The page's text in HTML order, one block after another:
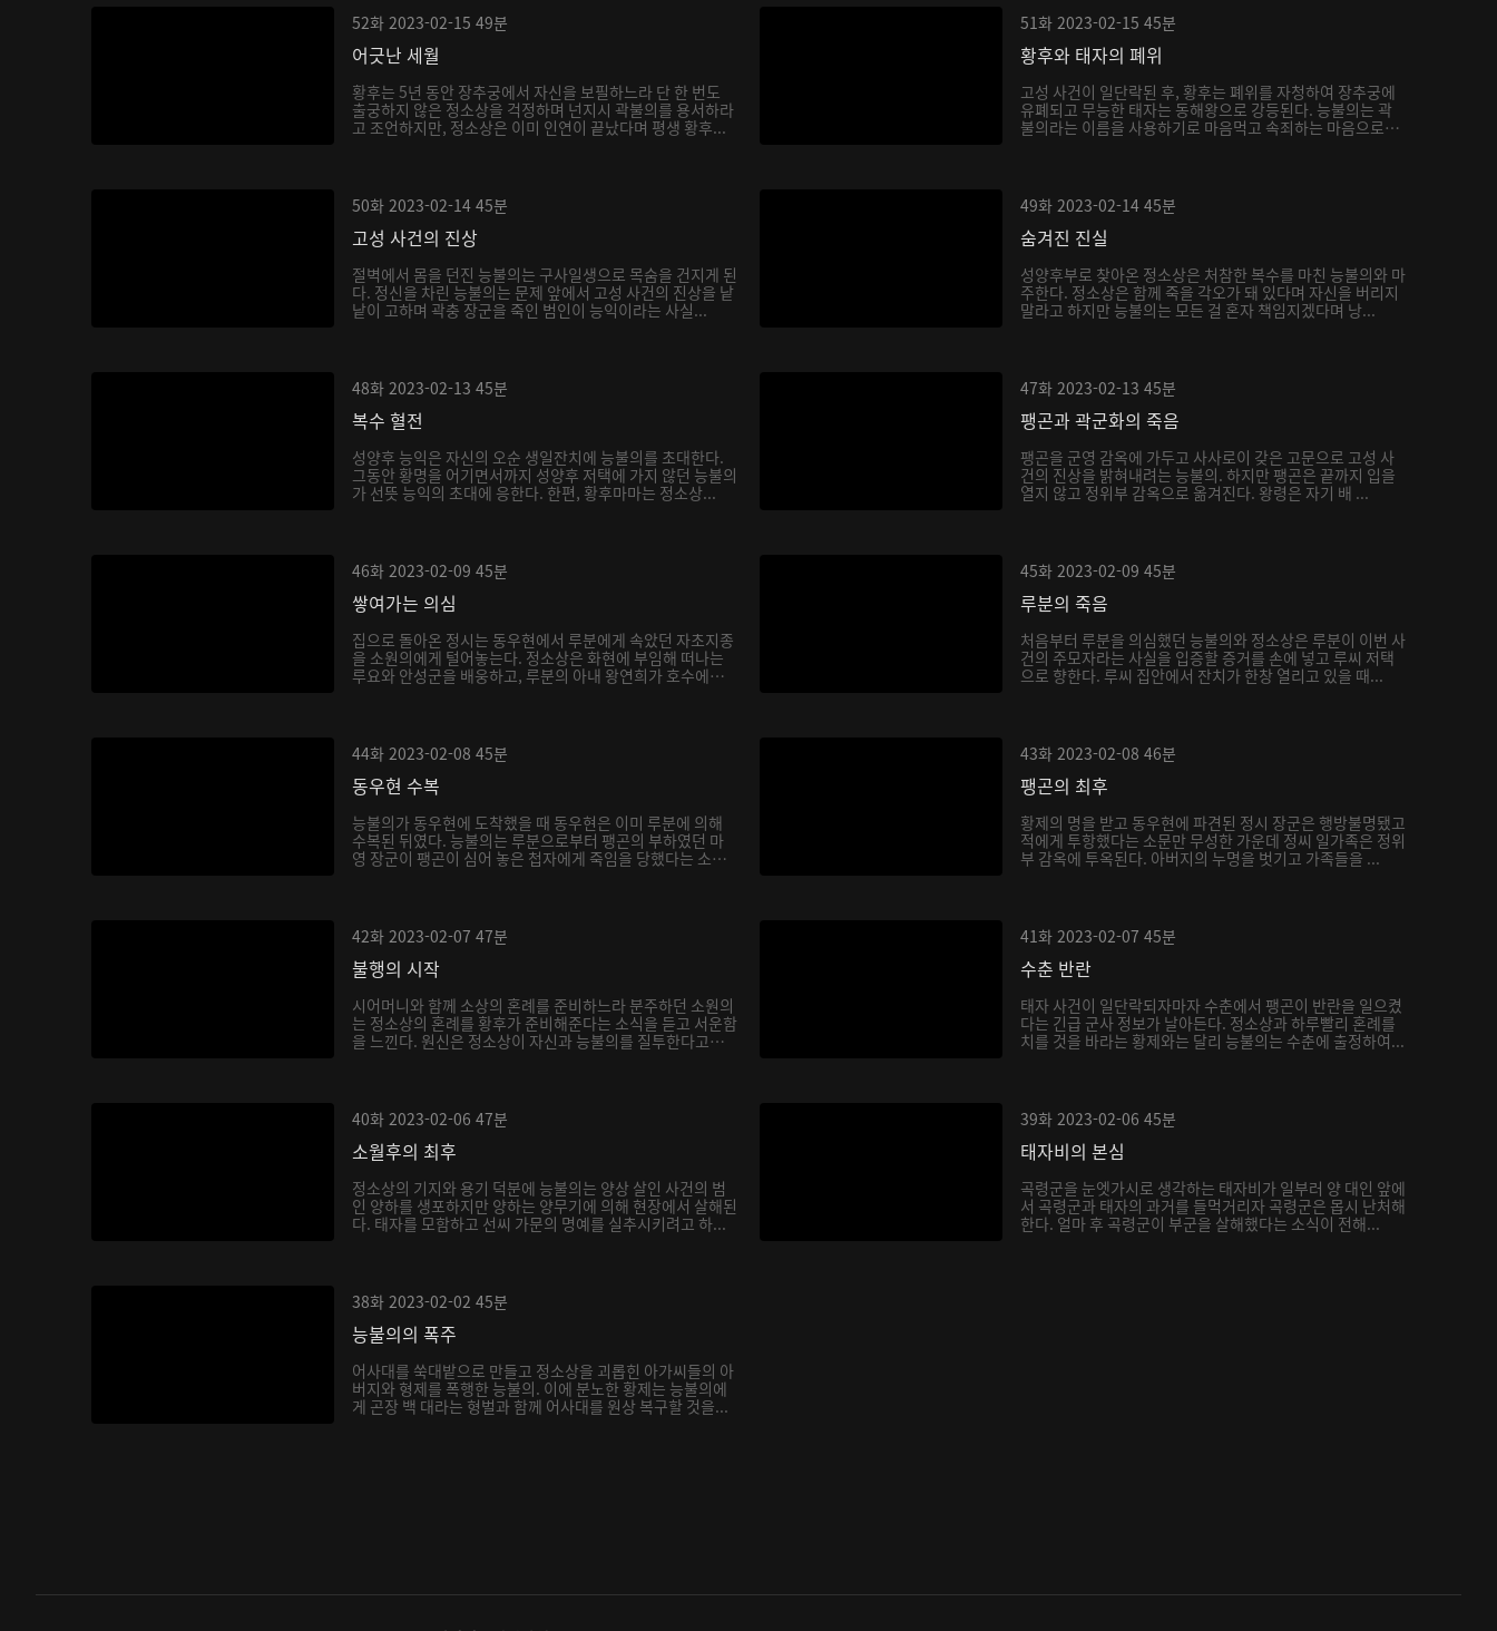
52화 2023-02-15 49분
어긋난 세월
황후는 5년 동안 장추궁에서 자신을 보필하느라 단 한 번도
출궁하지 않은 정소상을 걱정하며 넌지시 곽불의를 용서하라
고 조언하지만, 정소상은 이미 인연이 끝났다며 평생 황후...
51화 2023-02-15 45분
황후와 태자의 폐위
고성 사건이 일단락된 후, 황후는 폐위를 자청하여 장추궁에
유폐되고 무능한 태자는 동해왕으로 강등된다. 능불의는 곽
불의라는 이름을 사용하기로 마음먹고 속죄하는 마음으로
50화 2023-02-14 45분
고성 사건의 진상
절벽에서 몸을 던진 능불의는 구사일생으로 목숨을 건지게 된
다. 정신을 차린 능불의는 문제 앞에서 고성 사건의 진상을 낱
낱이 고하며 곽충 장군을 죽인 범인이 능익이라는 사실...
49화 2023-02-14 45분
숨겨진 진실
성양후부로 찾아온 정소상은 처참한 복수를 마친 능불의와 마
주한다. 정소상은 함께 죽을 각오가 돼 있다며 자신을 버리지
말라고 하지만 능불의는 모든 걸 혼자 책임지겠다며 낭...
48화 2023-02-13 45분
복수 혈전
성양후 능익은 자신의 오순 생일잔치에 능불의를 초대한다.
그동안 황명을 어기면서까지 성양후 저택에 가지 않던 능불의
가 선뜻 능익의 초대에 응한다. 한편, 황후마마는 정소상...
47화 2023-02-13 45분
팽곤과 곽군화의 죽음
팽곤을 군영 감옥에 가두고 사사로이 갖은 고문으로 고성 사
건의 진상을 밝혀내려는 능불의. 하지만 팽곤은 끝까지 입을
열지 않고 정위부 감옥으로 옮겨진다. 왕령은 자기 배 ...
46화 2023-02-09 45분
쌓여가는 의심
집으로 돌아온 정시는 동우현에서 루분에게 속았던 자초지종
을 소원의에게 털어놓는다. 정소상은 화현에 부임해 떠나는
루요와 안성군을 배웅하고, 루분의 아내 왕연희가 호수에
45화 2023-02-09 45분
루분의 죽음
처음부터 루분을 의심했던 능불의와 정소상은 루분이 이번 사
건의 주모자라는 사실을 입증할 증거를 손에 넣고 루씨 저택
으로 향한다. 루씨 집안에서 잔치가 한창 열리고 있을 때...
44화 2023-02-08 45분
동우현 수복
능불의가 동우현에 도착했을 때 동우현은 이미 루분에 의해
수복된 뒤였다. 능불의는 루분으로부터 팽곤의 부하였던 마
영 장군이 팽곤이 심어 놓은 첩자에게 죽임을 당했다는 소
43화 2023-02-08 46분
팽곤의 최후
황제의 명을 받고 동우현에 파견된 정시 장군은 행방불명됐고
적에게 투항했다는 소문만 무성한 가운데 정씨 일가족은 정위
부 감옥에 투옥된다. 아버지의 누명을 벗기고 가족들을 ...
42화 2023-02-07 47분
불행의 시작
시어머니와 함께 소상의 혼례를 준비하느라 분주하던 소원의
는 정소상의 혼례를 황후가 준비해준다는 소식을 듣고 서운함
을 느낀다. 원신은 정소상이 자신과 능불의를 질투한다고
41화 2023-02-07 45분
수춘 반란
태자 사건이 일단락되자마자 수춘에서 팽곤이 반란을 일으켰
다는 긴급 군사 정보가 날아든다. 정소상과 하루빨리 혼례를
치를 것을 바라는 황제와는 달리 능불의는 수춘에 출정하여...
40화 2023-02-06 47분
소월후의 최후
정소상의 기지와 용기 덕분에 능불의는 양상 살인 사건의 범
인 양하를 생포하지만 양하는 양무기에 의해 현장에서 살해된
다. 태자를 모함하고 선씨 가문의 명예를 실추시키려고 하...
39화 2023-02-06 45분
태자비의 본심
곡령군을 눈엣가시로 생각하는 태자비가 일부러 양 대인 앞에
서 곡령군과 태자의 과거를 들먹거리자 곡령군은 몹시 난처해
한다. 얼마 후 곡령군이 부군을 살해했다는 소식이 전해...
38화 2023-02-02 45분
능불의의 폭주
어사대를 쑥대밭으로 만들고 정소상을 괴롭힌 아가씨들의 아
버지와 형제를 폭행한 능불의. 이에 분노한 황제는 능불의에
게 곤장 백 대라는 형벌과 함께 어사대를 원상 복구할 것을...